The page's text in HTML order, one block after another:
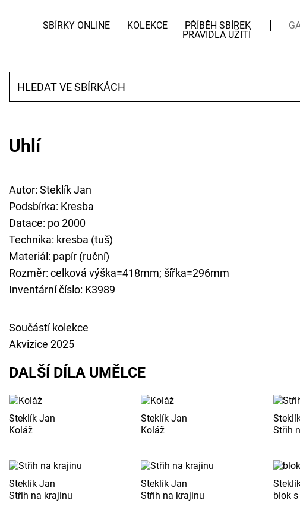
SBÍRKY ONLINE KOLEKCE
PŘÍBĚH SBÍREK
PRAVIDLA UŽITÍ
Uhlí
Autor: Steklík Jan
Podsbírka: Kresba
Datace: po 2000
Technika: kresba (tuš)
Materiál: papír (ruční)
Rozměr: celková výška=418mm; šířka=296mm
Inventární číslo: K3989
Součástí kolekce
Akvizice 2025
DALŠÍ DÍLA UMĚLCE
Steklík Jan
Koláž
Steklík Jan
Koláž
Střih
Steklík Jan
Střih na krajinu
Steklík Jan
Střih na krajinu
blok